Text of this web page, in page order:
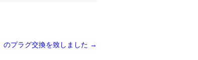
のプラグ交換を致しました →